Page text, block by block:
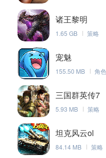
诸王黎明
1.65 GB 策略
宠魅
155.50 MB 角色
三国群英传7
5.93 MB 策略
坦克风云ol
84.14 MB 策略